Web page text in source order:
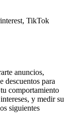
TikTok
anuncios,
descuentos para
comportamiento
y medir su
siguientes